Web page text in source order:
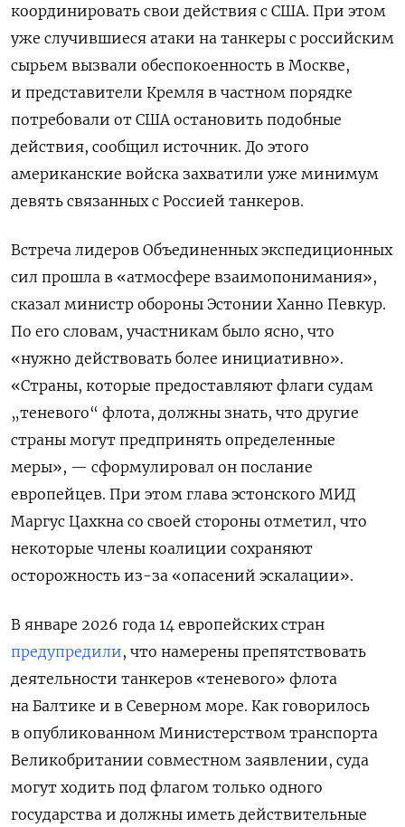
координировать свои действия с США. При этом
уже случившиеся атаки на танкеры с российским
сырьем вызвали обеспокоенность в Москве,
и представители Кремля в частном порядке
потребовали от США остановить подобные
действия, сообщил источник. До этого
американские войска захватили уже минимум
девять связанных с Россией танкеров.
Встреча лидеров Объединенных экспедиционных
сил прошла в «атмосфере взаимопонимания»,
сказал министр обороны Эстонии Ханно Певкур.
По его словам, участникам было ясно, что
«нужно действовать более инициативно».
«Страны, которые предоставляют флаги судам
„теневого“ флота, должны знать, что другие
страны могут предпринять определенные
меры», — сформулировал он послание
европейцев. При этом глава эстонского МИД
Маргус Цахкна со своей стороны отметил, что
некоторые члены коалиции сохраняют
осторожность из-за «опасений эскалации».
В январе 2026 года 14 европейских стран
предупредили, что намерены препятствовать
деятельности танкеров «теневого» флота
на Балтике и в Северном море. Как говорилось
в опубликованном Министерством транспорта
Великобритании совместном заявлении, суда
могут ходить под флагом только одного
государства и должны иметь действительные